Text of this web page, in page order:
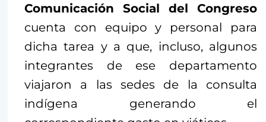
Comunicación Social del Congreso
cuenta con equipo y personal para
dicha tarea y a que, incluso, algunos
integrantes de ese departamento
viajaron a las sedes de la consulta
indígena generando el